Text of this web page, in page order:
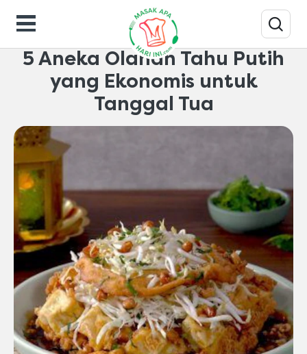
Tips-masak
5 Aneka Olahan Tahu Putih
yang Ekonomis untuk
Tanggal Tua